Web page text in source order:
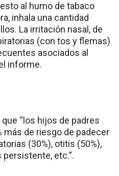
al humo de tabaco
inhala una cantidad
La irritación nasal, de
(con tos y flemas)
asociados al
informe.
“los hijos de padres
más de riesgo de padecer
(30%), otitis (50%),
etc.”.